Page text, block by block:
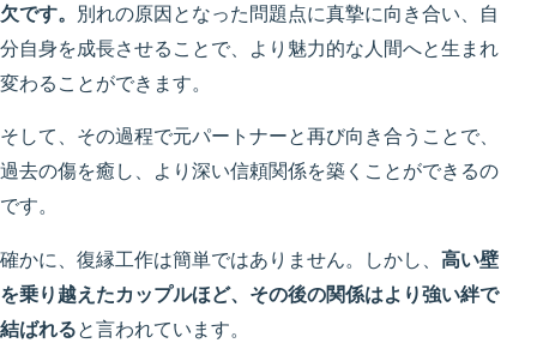
欠です。
別れの原因となった問題点に真摯に向き合い、自
分自身を成長させることで、より魅力的な人間へと生まれ
変わることができます。
そして、その過程で元パートナーと再び向き合うことで、
過去の傷を癒し、より深い信頼関係を築くことができるの
です。
確かに、復縁工作は簡単ではありません。しかし、 高い壁
を乗り越えたカップルほど、その後の関係はより強い絆で
結ばれると言われています。